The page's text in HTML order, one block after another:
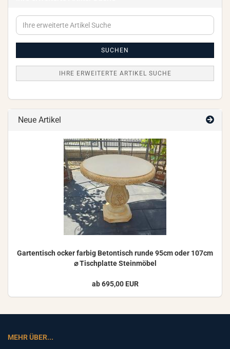
Ihre
erweiterte
SUCHEN
IHRE ERWEITERTE ARTIKEL SUCHE
Neue Artikel
Gar­ten­tisch ocker far­big Be­ton­tisch runde 95cm oder 107cm
⌀ Tisch­plat­te Stein­mö­bel
ab 695,00 EUR
MEHR ÜBER...